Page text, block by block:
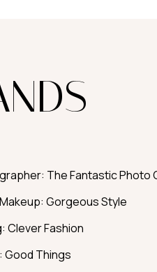
The Fantastic Photo
Gorgeous Style
Clever Fashion
Good Things